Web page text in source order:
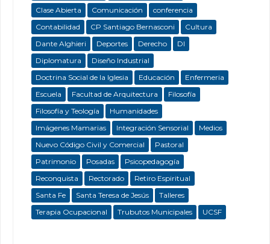
Clase Abierta
Comunicación
conferencia
Contabilidad
CP Santiago Bernasconi
Cultura
Dante Alghieri
Deportes Derecho
DI
Diplomatura
Diseño Industrial
Doctrina Social de la Iglesia
Educación
Enfermeria
Escuela
Facultad de Arquitectura
Filosofía
Filosofía y Teología
Humanidades
Imágenes Mamarias
Integración Sensorial
Medios
Nuevo Código Civil y Comercial
Pastoral
Patrimonio
Posadas
Psicopedagogía
Reconquista
Rectorado
Retiro Espiritual
Santa Fe
Santa Teresa de Jesús
Talleres
Terapia Ocupacional
Trubutos Municipales UCSF